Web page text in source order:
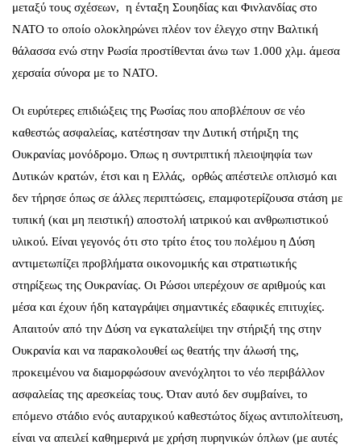
μεταξύ τους σχέσεων, η ένταξη Σουηδίας και Φινλανδίας στο
ΝΑΤΟ το οποίο ολοκληρώνει πλέον τον έλεγχο στην Βαλτική
θάλασσα ενώ στην Ρωσία προστίθενται άνω των 1.000 χλμ. άμεσα
χερσαία σύνορα με το ΝΑΤΟ.
Οι ευρύτερες επιδιώξεις της Ρωσίας που αποβλέπουν σε νέο
καθεστώς ασφαλείας, κατέστησαν την Δυτική στήριξη της
Ουκρανίας μονόδρομο. Όπως η συντριπτική πλειοψηφία των
Δυτικών κρατών, έτσι και η Ελλάς, ορθώς απέστειλε οπλισμό και
δεν τήρησε όπως σε άλλες περιπτώσεις, επαμφοτερίζουσα στάση με
τυπική (και μη πειστική) αποστολή ιατρικού και ανθρωπιστικού
υλικού. Είναι γεγονός ότι στο τρίτο έτος του πολέμου η Δύση
αντιμετωπίζει προβλήματα οικονομικής και στρατιωτικής
στηρίξεως της Ουκρανίας. Οι Ρώσοι υπερέχουν σε αριθμούς και
μέσα και έχουν ήδη καταγράψει σημαντικές εδαφικές επιτυχίες.
Απαιτούν από την Δύση να εγκαταλείψει την στήριξή της στην
Ουκρανία και να παρακολουθεί ως θεατής την άλωσή της,
προκειμένου να διαμορφώσουν ανενόχλητοι το νέο περιβάλλον
ασφαλείας της αρεσκείας τους. Όταν αυτό δεν συμβαίνει, το
επόμενο στάδιο ενός αυταρχικού καθεστώτος δίχως αντιπολίτευση,
είναι να απειλεί καθημερινά με χρήση πυρηνικών όπλων (με αυτές